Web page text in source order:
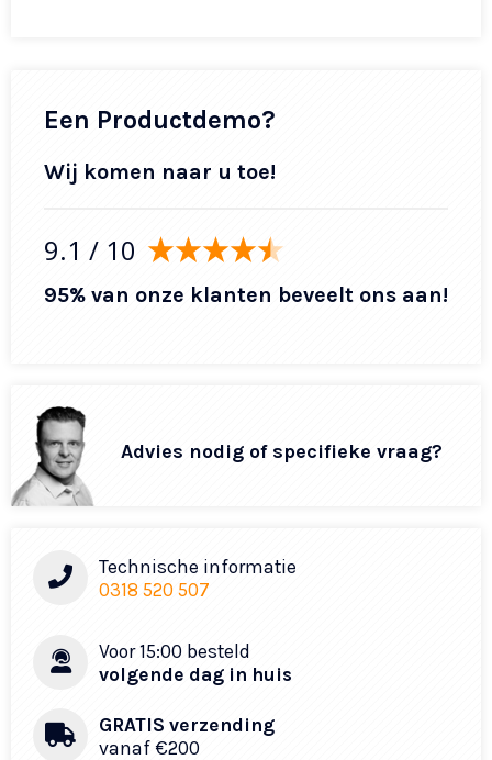
Een Productdemo?
Wij komen naar u toe!
9.1 / 10
95% van onze klanten beveelt ons aan!
Advies nodig of specifieke vraag?
Technische informatie
0318 520 507
Voor 15:00 besteld
volgende dag in huis
GRATIS verzending
vanaf €200